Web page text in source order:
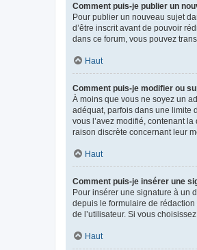
Comment puis-je publier un
Pour publier un nouveau sujet
d’être inscrit avant de pouvoir
dans ce forum, vous pouvez
Haut
Comment puis-je modifier ou
À moins que vous ne soyez un
adéquat, parfois dans une limite
vous l’avez modifié, contenant
raison discrète concernant leur
Haut
Comment puis-je insérer une
Pour insérer une signature à un
depuis le formulaire de
de l’utilisateur. Si vous
Haut